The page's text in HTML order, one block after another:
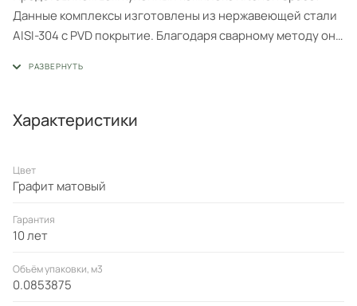
Данные комплексы изготовлены из нержавеющей стали
AISI-304 с PVD покрытие. Благодаря сварному методу они
Характеристики
Цвет
Графит матовый
Гарантия
10 лет
Объём упаковки, м3
0.0853875